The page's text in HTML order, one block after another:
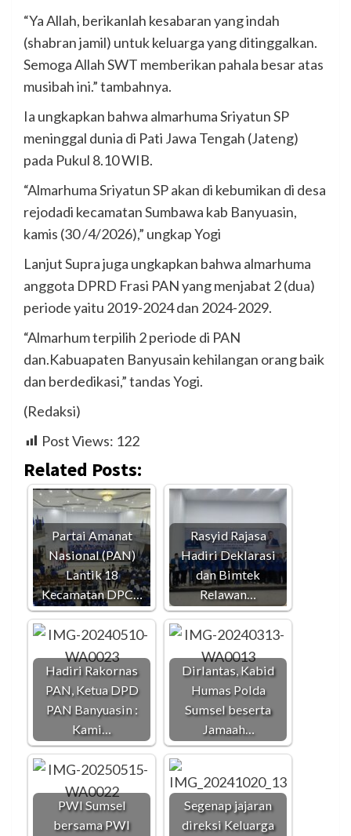
“Ya Allah, berikanlah kesabaran yang indah
(shabran jamil) untuk keluarga yang ditinggalkan.
Semoga Allah SWT memberikan pahala besar atas
musibah ini.” tambahnya.
Ia ungkapkan bahwa almarhuma Sriyatun SP
meninggal dunia di Pati Jawa Tengah (Jateng)
pada Pukul 8.10 WIB.
“Almarhuma Sriyatun SP akan di kebumikan di desa
rejodadi kecamatan Sumbawa kab Banyuasin,
kamis (30 /4/2026),” ungkap Yogi
Lanjut Supra juga ungkapkan bahwa almarhuma
anggota DPRD Frasi PAN yang menjabat 2 (dua)
periode yaitu 2019-2024 dan 2024-2029.
“Almarhum terpilih 2 periode di PAN
dan.Kabuapaten Banyusain kehilangan orang baik
dan berdedikasi,” tandas Yogi.
(Redaksi)
Post Views: 122
Related Posts:
Partai Amanat
Nasional (PAN)
Lantik 18
Kecamatan DPC…
Rasyid Rajasa
Hadiri Deklarasi
dan Bimtek
Relawan…
Hadiri Rakornas
PAN, Ketua DPD
PAN Banyuasin :
Kami…
Dirlantas, Kabid
Humas Polda
Sumsel beserta
Jamaah…
PWI Sumsel
bersama PWI
Segenap jajaran
direksi Keluarga